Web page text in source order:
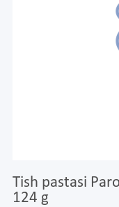
Tish pastasi
124 g